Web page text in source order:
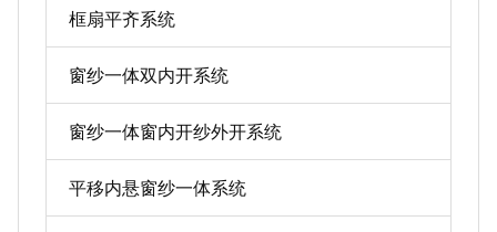
框扇平齐系统
窗纱一体双内开系统
窗纱一体窗内开纱外开系统
平移内悬窗纱一体系统